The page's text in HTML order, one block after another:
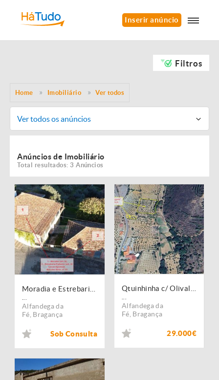
Inserir anúncio
Filtros
Home Imobiliário Ver todos
Ver todos os anúncios
Anúncios de Imobiliário
Total resultados: 3 Anúncios
Alfandega da
Fé Bragança
Sob Consulta
Alfandega da
Fé Bragança
29.000€